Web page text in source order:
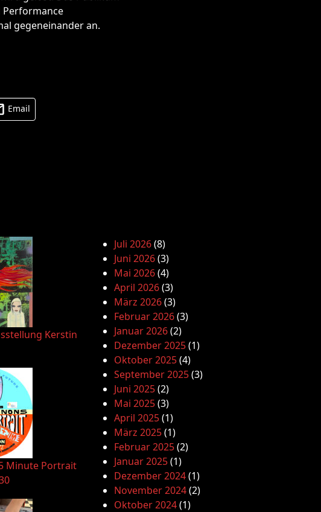
Performance
gegeneinander an.
Email
Kerstin
Minute Portrait
Juli 2026(8)
Juni 2026(3)
Mai 2026(4)
April 2026(3)
März 2026(3)
Februar 2026(3)
Januar 2026(2)
Dezember 2025(1)
Oktober 2025(4)
September 2025(3)
Juni 2025(2)
Mai 2025(3)
April 2025(1)
März 2025(1)
Februar 2025(2)
Januar 2025(1)
Dezember 2024(1)
November 2024(2)
Oktober 2024(1)